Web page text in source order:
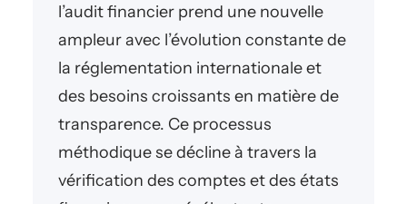
l’audit financier prend une nouvelle
ampleur avec l’évolution constante de
la réglementation internationale et
des besoins croissants en matière de
transparence. Ce processus
méthodique se décline à travers la
vérification des comptes et des états